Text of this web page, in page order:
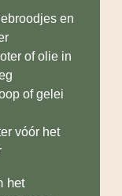
en
of olie in
of gelei
vóór het
het